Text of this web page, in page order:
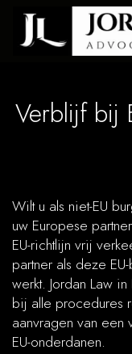
Verblijf bij
Wilt u als niet-EU
uw Europese
EU-richtlijn vrij
partner als deze
werkt. Jordan Law
bij alle procedures
aanvragen van een
EU-onderdanen.